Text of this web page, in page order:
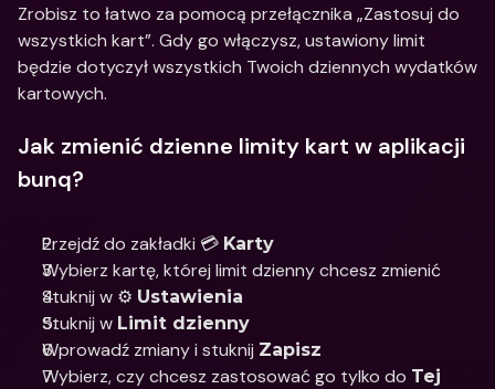
Zrobisz to łatwo za pomocą przełącznika „Zastosuj do
wszystkich kart”. Gdy go włączysz, ustawiony limit
będzie dotyczył wszystkich Twoich dziennych wydatków
kartowych.
Jak zmienić dzienne limity kart w aplikacji
bunq?
Przejdź do zakładki 💳 Karty
Wybierz kartę, której limit dzienny chcesz zmienić
Stuknij w ⚙️ Ustawienia
Stuknij w Limit dzienny
Wprowadź zmiany i stuknij Zapisz
Wybierz, czy chcesz zastosować go tylko do Tej